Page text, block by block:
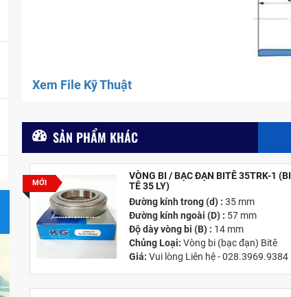
Xem File Kỹ Thuật
SẢN PHẨM KHÁC
MỚI
VÒNG BI / BẠC ĐẠN BITÊ 35TRK-1 (BI
TÊ 35 LY)
Đường kính trong (d) : 35 mm
Đường kính ngoài (D) : 57 mm
Độ dày vòng bi (B) : 14 mm
Chủng Loại:Vòng bi (bạc đạn) Bitê
Giá: Vui lòng Liên hệ - 028.3969.9384